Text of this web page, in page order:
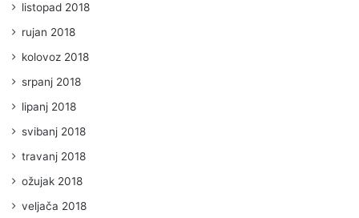
listopad 2018
rujan 2018
kolovoz 2018
srpanj 2018
lipanj 2018
svibanj 2018
travanj 2018
ožujak 2018
veljača 2018